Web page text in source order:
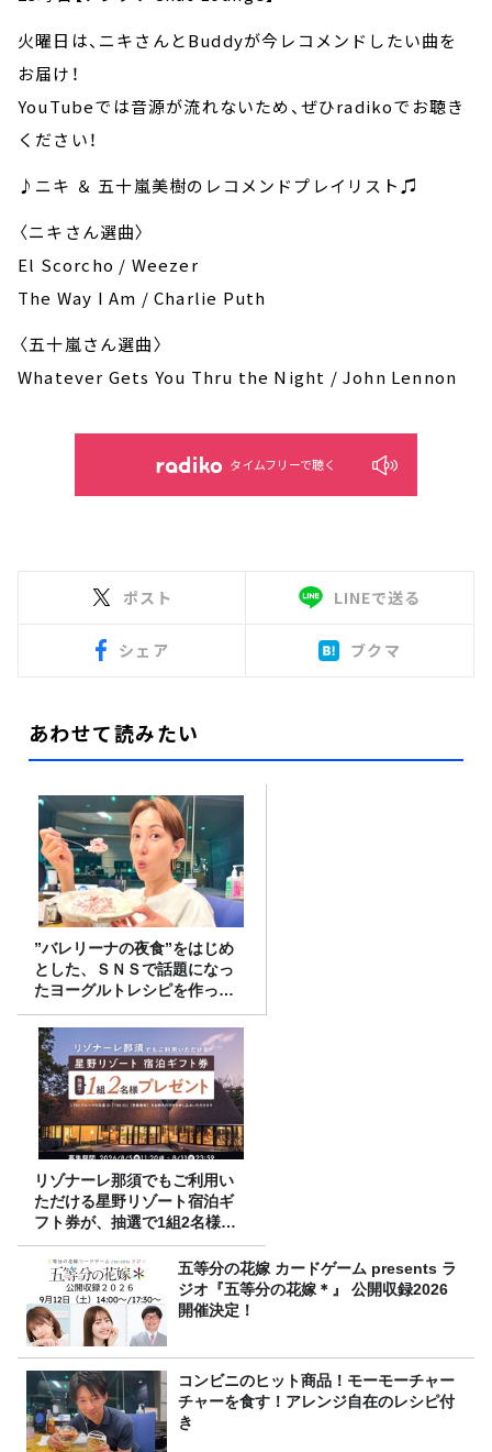
火曜日は、ニキさんとBuddyが今レコメンドしたい曲を
お届け！
YouTubeでは音源が流れないため、ぜひradikoでお聴き
ください！
♪ニキ ＆ 五十嵐美樹のレコメンドプレイリスト♫
〈ニキさん選曲〉
El Scorcho / Weezer
The Way I Am / Charlie Puth
〈五十嵐さん選曲〉
Whatever Gets You Thru the Night / John Lennon
タイムフリーで聴く
ポスト LINEで送る
シェア ブクマ
あわせて読みたい
”バレリーナの夜食”をはじめ
とした、ＳＮＳで話題になっ
たヨーグルトレシピを作って
みた！
リゾナーレ那須でもご利用い
ただける星野リゾート宿泊ギ
フト券が、抽選で1組2名様に
プレゼント！
五等分の花嫁 カードゲーム presents ラ
ジオ『五等分の花嫁＊』 公開収録2026
開催決定！
コンビニのヒット商品！モーモーチャー
チャーを食す！アレンジ自在のレシピ付
き